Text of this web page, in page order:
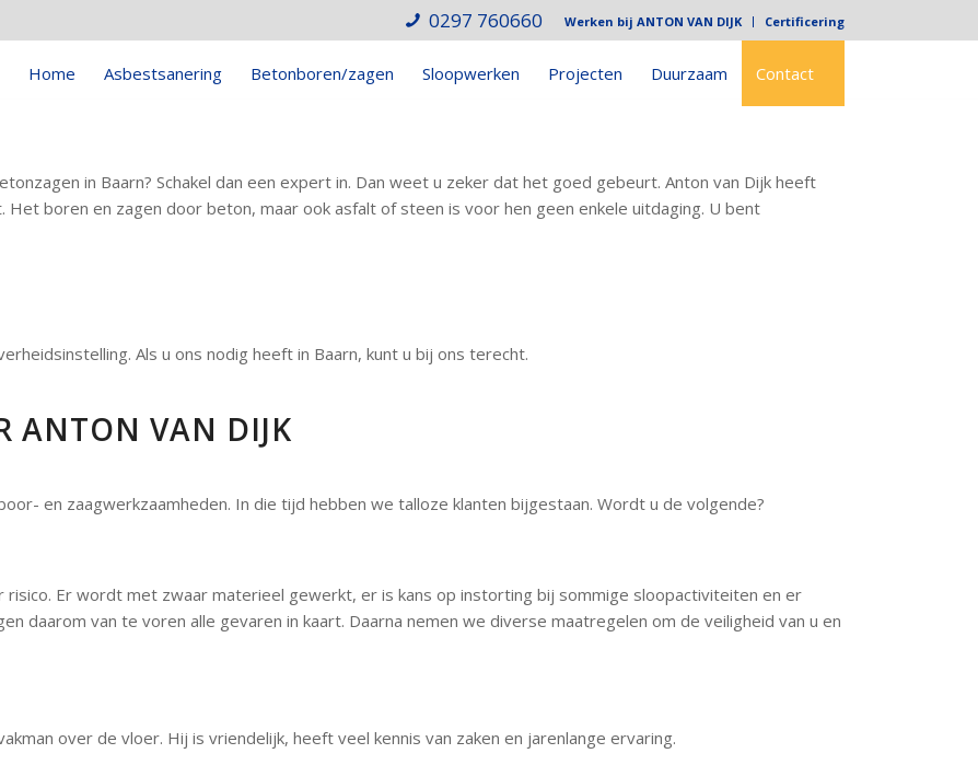
Werken bij ANTON VAN DIJK Certificering
0297 760660
Home Asbestsanering Betonboren/zagen Sloopwerken Projecten Duurzaam Contact
in Baarn? Schakel dan een expert in. Dan weet u zeker dat het goed gebeurt. Anton van Dijk heeft
boren en zagen door beton, maar ook asfalt of steen is voor hen geen enkele uitdaging. U bent
Als u ons nodig heeft in Baarn, kunt u bij ons terecht.
ANTON VAN DIJK
en zaagwerkzaamheden. In die tijd hebben we talloze klanten bijgestaan. Wordt u de volgende?
risico. Er wordt met zwaar materieel gewerkt, er is kans op instorting bij sommige sloopactiviteiten en er
daarom van te voren alle gevaren in kaart. Daarna nemen we diverse maatregelen om de veiligheid van u en
over de vloer. Hij is vriendelijk, heeft veel kennis van zaken en jarenlange ervaring.